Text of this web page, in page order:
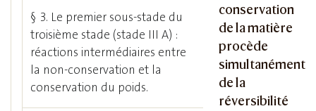
conservation
de la matière
procède
simultanément
de la
réversibilité
§ 3. Le premier sous-stade du
troisième stade (stade III A) :
réactions intermédiaires entre
la non-conservation et la
conservation du poids.